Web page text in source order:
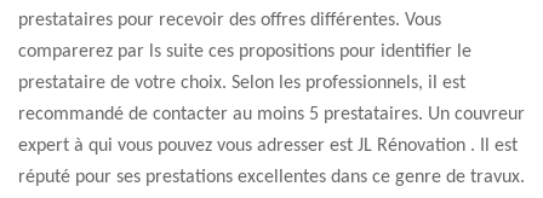
prestataires pour recevoir des offres différentes. Vous
comparerez par ls suite ces propositions pour identifier le
prestataire de votre choix. Selon les professionnels, il est
recommandé de contacter au moins 5 prestataires. Un couvreur
expert à qui vous pouvez vous adresser est JL Rénovation . Il est
réputé pour ses prestations excellentes dans ce genre de travux.